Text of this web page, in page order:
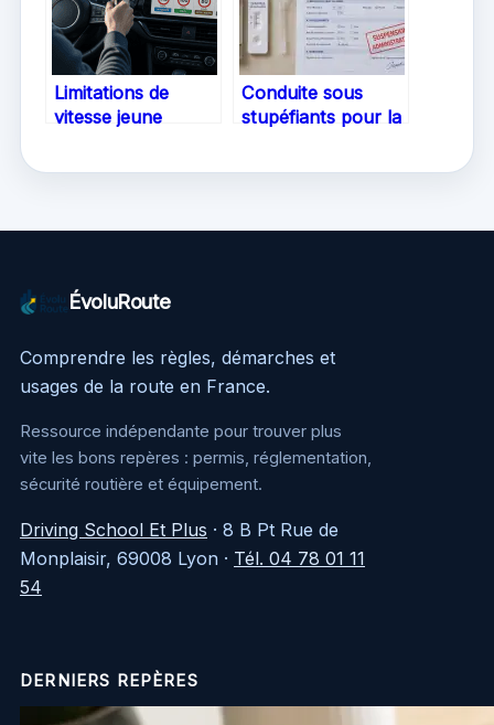
Limitations de
vitesse jeune
Conduite sous
stupéfiants pour la
ÉvoluRoute
Comprendre les règles, démarches et
usages de la route en France.
Ressource indépendante pour trouver plus
vite les bons repères : permis, réglementation,
sécurité routière et équipement.
Driving School Et Plus · 8 B Pt Rue de
Monplaisir, 69008 Lyon · Tél. 04 78 01 11
54
DERNIERS REPÈRES